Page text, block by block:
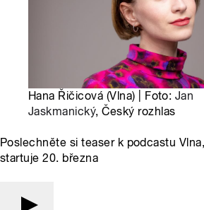
Hana Řičicová (Vlna) | Foto: Jan
Jaskmanický, Český rozhlas
Poslechněte si teaser k podcastu
startuje 20. března